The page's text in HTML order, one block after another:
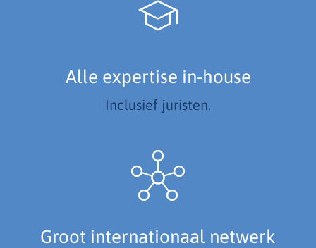
Alle expertise in-house
Inclusief juristen.
Groot internationaal netwerk